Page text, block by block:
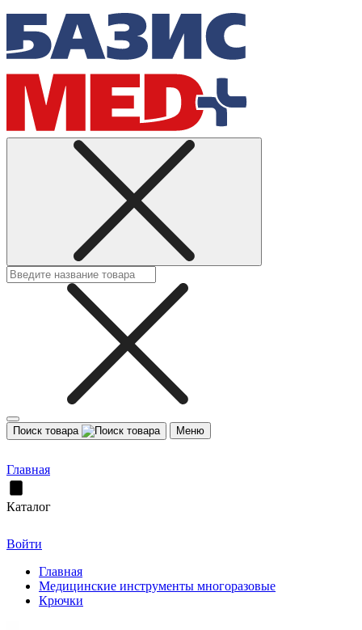
Поиск товара Меню
Главная
Каталог
Войти
Главная
Медицинские инструменты многоразовые
Крючки